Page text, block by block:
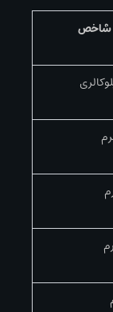
شاخص